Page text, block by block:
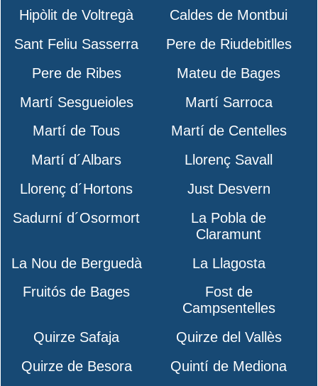
Hipòlit de Voltregà
Caldes de Montbui
Sant Feliu Sasserra
Pere de Riudebitlles
Pere de Ribes
Mateu de Bages
Martí Sesgueioles
Martí Sarroca
Martí de Tous
Martí de Centelles
Martí d´Albars
Llorenç Savall
Llorenç d´Hortons
Just Desvern
Sadurní d´Osormort
La Pobla de
Claramunt
La Nou de Berguedà
La Llagosta
Fruitós de Bages
Fost de
Campsentelles
Quirze Safaja
Quirze del Vallès
Quirze de Besora
Quintí de Mediona